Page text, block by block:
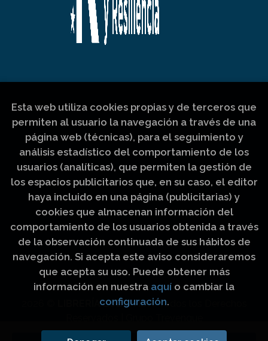
LIBRERÍA LUZ Y VIDA. Todos los Derechos
Esta web utiliza cookies propias y de terceros que
permiten al usuario la navegación a través de una
página web (técnicas), para el seguimiento y
análisis estadístico del comportamiento de los
usuarios (analíticas), que permiten la gestión de
los espacios publicitarios que, en su caso, el editor
haya incluido en una página (publicitarias) y
cookies que almacenan información del
comportamiento de los usuarios obtenida a través
de la observación continuada de sus hábitos de
navegación. Si acepta este aviso consideraremos
que acepta su uso. Puede obtener más
información en nuestra aquí o cambiar la
configuración.